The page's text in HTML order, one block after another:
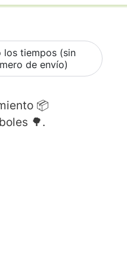
los tiempos (sin
de envío)
📦
🌳.